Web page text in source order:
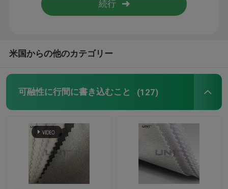
spunlace の nonwoven の生地
衣服の付属品
可融性網
縫う肩パッド
米国からの他のカテゴリー
可融性に行間に書き込むこと (127)